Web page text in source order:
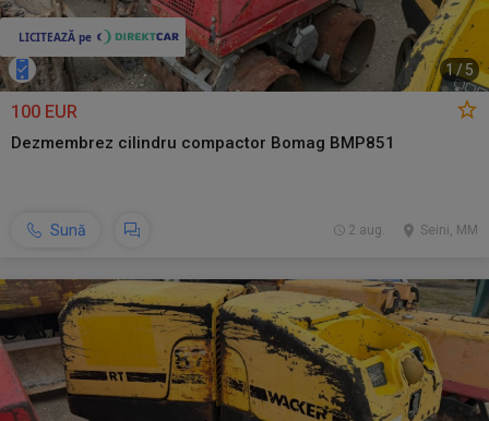
1 / 5
100 EUR
Dezmembrez cilindru compactor Bomag BMP851
Sună Seini, MM
2 aug.